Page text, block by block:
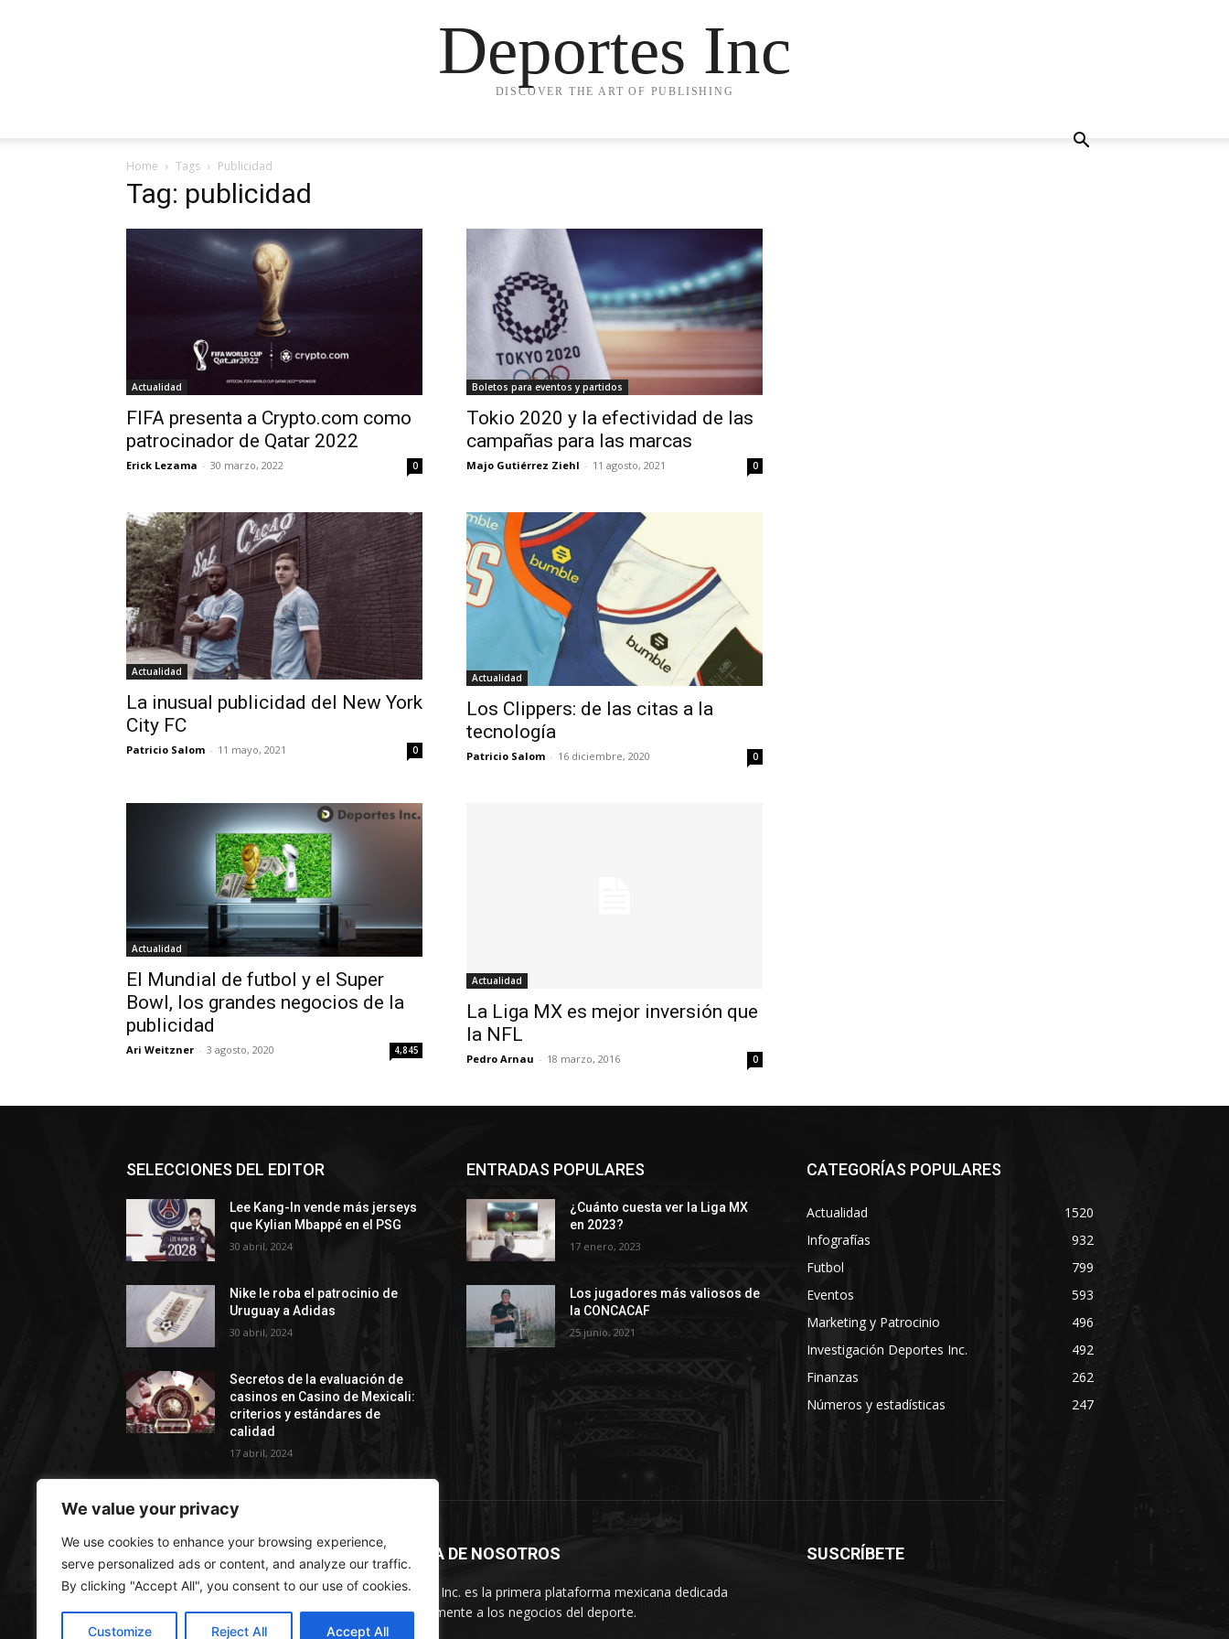
We value your privacy
We use cookies to enhance your browsing experience,
serve personalized ads or content, and analyze our traffic.
By clicking "Accept All", you consent to our use of cookies.
Customize Reject All Accept All
Deportes Inc
DISCOVER THE ART OF PUBLISHING
Home Tags Publicidad
Tag: publicidad
Actualidad
FIFA presenta a Crypto.com como
patrocinador de Qatar 2022
Erick Lezama - 30 marzo, 2022 0
Boletos para eventos y partidos
Tokio 2020 y la efectividad de las
campañas para las marcas
Majo Gutiérrez Ziehl - 11 agosto, 2021 0
Actualidad
La inusual publicidad del New York
City FC
Patricio Salom - 11 mayo, 2021 0
Actualidad
Los Clippers: de las citas a la
tecnología
Patricio Salom - 16 diciembre, 2020 0
Actualidad
El Mundial de futbol y el Super
Bowl, los grandes negocios de la
publicidad
Ari Weitzner - 3 agosto, 2020 4,845
Actualidad
La Liga MX es mejor inversión que
la NFL
Pedro Arnau - 18 marzo, 2016 0
SELECCIONES DEL EDITOR
Lee Kang-In vende más jerseys
que Kylian Mbappé en el PSG
30 abril, 2024
Nike le roba el patrocinio de
Uruguay a Adidas
30 abril, 2024
Secretos de la evaluación de
casinos en Casino de Mexicali:
сriterios y estándares de
calidad
17 abril, 2024
ENTRADAS POPULARES
¿Cuánto cuesta ver la Liga MX
en 2023?
17 enero, 2023
Los jugadores más valiosos de
la CONCACAF
25 junio, 2021
CATEGORÍAS POPULARES
Actualidad
1520
Infografías
932
Futbol
799
Eventos
593
Marketing y Patrocinio
496
Investigación Deportes Inc.
492
Finanzas
262
Números y estadísticas
247
ACERCA DE NOSOTROS
Deportes Inc. es la primera plataforma mexicana dedicada
exclusivamente a los negocios del deporte.
SUSCRÍBETE